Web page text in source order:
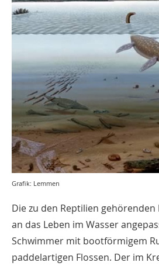
Grafik: Lemmen
Die zu den Reptilien
an das Leben im Wasser
Schwimmer mit bootförmigem
paddelartigen Flossen. Der im